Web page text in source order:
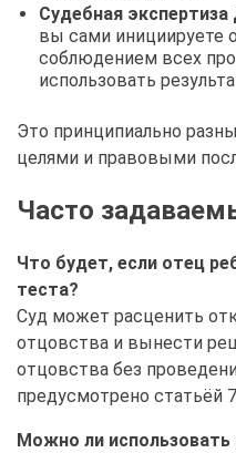
Судебная
вы сами инициируете
соблюдением всех
использовать
Это принципиально
целями и правовыми
Часто
Что будет, если отец
теста?
Суд может расценить
отцовства и вынести
отцовства без
предусмотрено статьёй
Можно ли использовать